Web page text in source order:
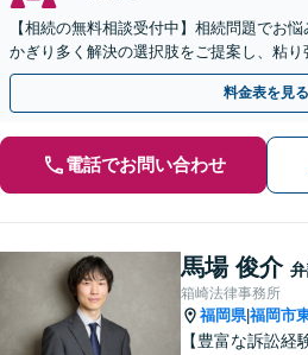
【相続の無料相談受付中】相続問題でお
かぎり多く解決の選択肢をご提案し、粘り
料金表を見る
電話でお問い合わせ
馬場 俊介
箱崎法律事務所
福岡県|福岡市
【豊富な訴訟経